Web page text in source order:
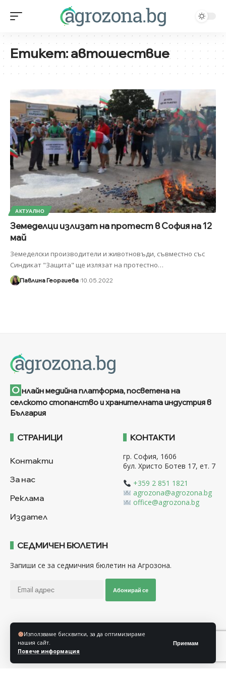
Използваме бисквитки, за да оптимизираме
нашия сайт.
Повече информация
Приемам
Етикет:автошествие
АКТУАЛНО
Земеделци излизат на протест в София на 12
май
Земеделски производители и животновъди, съвместно със
Синдикат "Защита" ще излязат на протестно…
Павлина Георгиева 10.05.2022
О нлайн медийна платформа, посветена на
селското стопанство и хранителната индустрия в
България
СТРАНИЦИ
Контакти
За нас
Реклама
Издател
КОНТАКТИ
гр. София, 1606
бул. Христо Ботев 17, ет. 7
+359 2 851 1821
agrozona@agrozona.bg
office@agrozona.bg
СЕДМИЧЕН БЮЛЕТИН
Запиши се за седмичния бюлетин на Агрозона.
Абонирай се
Последвайте ни